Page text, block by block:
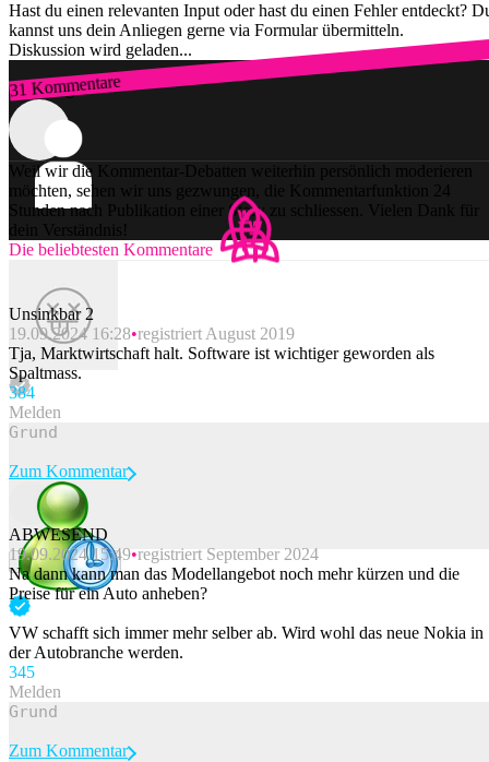
Hast du einen relevanten Input oder hast du einen Fehler entdeckt?
kannst uns dein Anliegen gerne via Formular übermitteln.
Diskussion wird geladen...
31 Kommentare
Zum Login
Weil wir die Kommentar-Debatten weiterhin persönlich moderieren
möchten, sehen wir uns gezwungen, die Kommentarfunktion 24
Stunden nach Publikation einer Story zu schliessen. Vielen Dank für
dein Verständnis!
Die beliebtesten Kommentare
Unsinkbar 2
19.09.2024 16:28 registriert August 2019
Tja, Marktwirtschaft halt. Software ist wichtiger geworden als
Spaltmass.
384
Melden
Beitrag melden
Zum Kommentar
ABWESEND
19.09.2024 15:49 registriert September 2024
Na dann kann man das Modellangebot noch mehr kürzen und die
Preise für ein Auto anheben?
VW schafft sich immer mehr selber ab. Wird wohl das neue Nokia in
der Autobranche werden.
345
Melden
Zum Kommentar